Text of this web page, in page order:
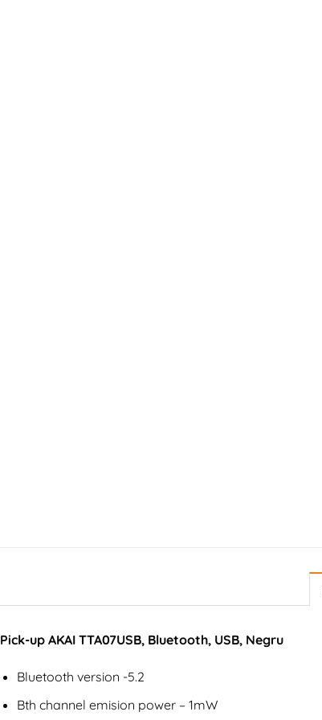
Pick-up AKAI TTA07USB, Bluetooth, USB, Negru
Bluetooth version -5.2
Bth channel emision power – 1mW